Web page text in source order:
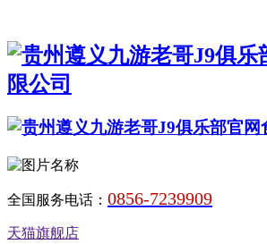
全国服务电话： 0856-7239909
天猫旗舰店